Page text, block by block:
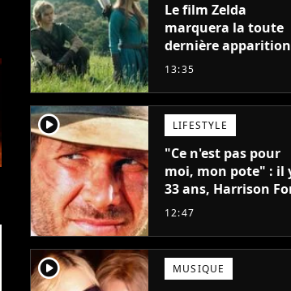
Le film Zelda
marquera la toute
dernière apparition
de cet acteur
disparu trop tôt
13:35
player2 LIFESTYLE
"Ce n'est pas pour
moi, mon pote" : il
33 ans, Harrison
refusait l'un des plus
les temps
12:47
player2 MUSIQUE